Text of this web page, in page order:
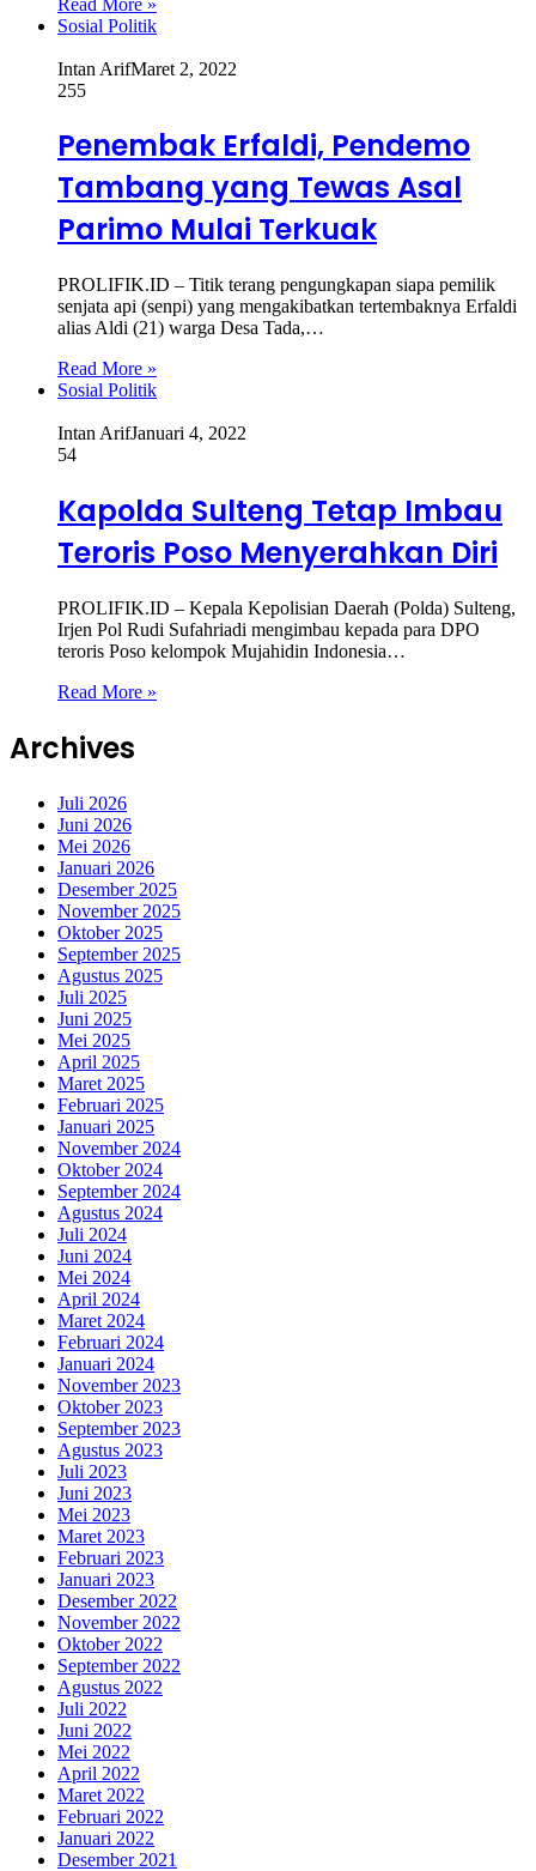
Sosial Politik
Intan ArifMaret 2, 2022
255
Penembak Erfaldi, Pendemo
Tambang yang Tewas Asal
Parimo Mulai Terkuak
PROLIFIK.ID – Titik terang pengungkapan siapa pemilik
senjata api (senpi) yang mengakibatkan tertembaknya Erfaldi
alias Aldi (21) warga Desa Tada,…
Read More »
Sosial Politik
Intan ArifJanuari 4, 2022
54
Kapolda Sulteng Tetap Imbau
Teroris Poso Menyerahkan Diri
PROLIFIK.ID – Kepala Kepolisian Daerah (Polda) Sulteng,
Irjen Pol Rudi Sufahriadi mengimbau kepada para DPO
teroris Poso kelompok Mujahidin Indonesia…
Read More »
Archives
Juli 2026
Juni 2026
Mei 2026
Januari 2026
Desember 2025
November 2025
Oktober 2025
September 2025
Agustus 2025
Juli 2025
Juni 2025
Mei 2025
April 2025
Maret 2025
Februari 2025
Januari 2025
November 2024
Oktober 2024
September 2024
Agustus 2024
Juli 2024
Juni 2024
Mei 2024
April 2024
Maret 2024
Februari 2024
Januari 2024
November 2023
Oktober 2023
September 2023
Agustus 2023
Juli 2023
Juni 2023
Mei 2023
Maret 2023
Februari 2023
Januari 2023
Desember 2022
November 2022
Oktober 2022
September 2022
Agustus 2022
Juli 2022
Juni 2022
Mei 2022
April 2022
Maret 2022
Februari 2022
Januari 2022
Desember 2021